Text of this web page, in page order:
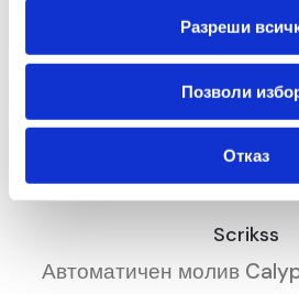
Разреши
Позволи
Отказ
Scrikss
Автоматичен молив